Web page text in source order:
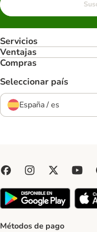
Servicios
Ventajas
Compras
Seleccionar país
España / es
Métodos de pago